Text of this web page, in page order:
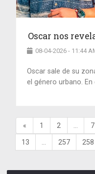
Oscar nos
08-04-2026 - 11:44
Oscar sale de su
el género urbano. En
« 1 2 7
13 257 258